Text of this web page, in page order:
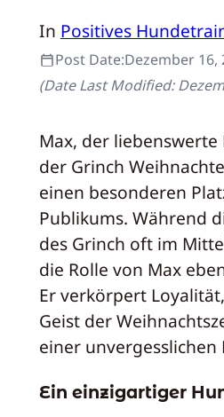
In Positives
Post Date:Dezember 16,
(Date Last Modified:
Max, der liebenswerte
der Grinch
einen besonderen
Publikums. Während
des Grinch oft im
die Rolle von Max
Er verkörpert
Geist der
einer unvergesslichen
Ein einzigartiger